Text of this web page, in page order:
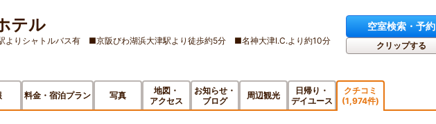
テル
よりシャトルバス有 ■京阪びわ湖浜大津駅より徒歩約5分 ■名神大津I.C.より約10分
空室検索・予約
クリップする
料金・宿泊プラン 写真
地図・
アクセス
お知らせ・
ブログ
周辺観光
日帰り・
デイユース
クチコミ
(1,974件)